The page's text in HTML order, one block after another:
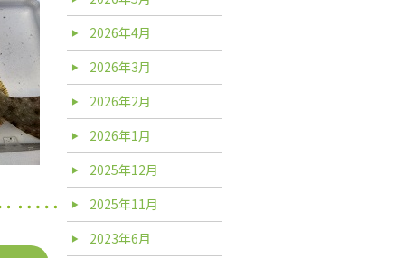
2026年4月
2026年3月
2026年2月
2026年1月
2025年12月
2025年11月
2023年6月